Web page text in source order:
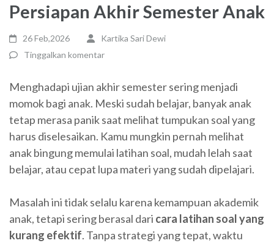
Persiapan Akhir Semester Anak
26 Feb,2026
Kartika Sari Dewi
Tinggalkan komentar
Menghadapi ujian akhir semester sering menjadi
momok bagi anak. Meski sudah belajar, banyak anak
tetap merasa panik saat melihat tumpukan soal yang
harus diselesaikan. Kamu mungkin pernah melihat
anak bingung memulai latihan soal, mudah lelah saat
belajar, atau cepat lupa materi yang sudah dipelajari.
Masalah ini tidak selalu karena kemampuan akademik
anak, tetapi sering berasal dari cara latihan soal yang
kurang efektif. Tanpa strategi yang tepat, waktu